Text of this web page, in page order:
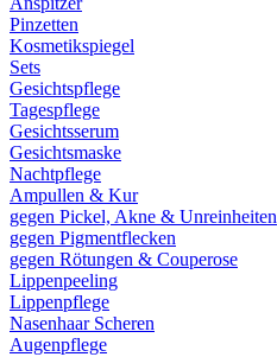
Pinzetten
Kosmetikspiegel
Sets
Gesichtspflege
Tagespflege
Gesichtsserum
Gesichtsmaske
Nachtpflege
Ampullen & Kur
gegen Pickel, Akne & Unreinheiten
gegen Pigmentflecken
gegen Rötungen & Couperose
Lippenpeeling
Lippenpflege
Nasenhaar Scheren
Augenpflege